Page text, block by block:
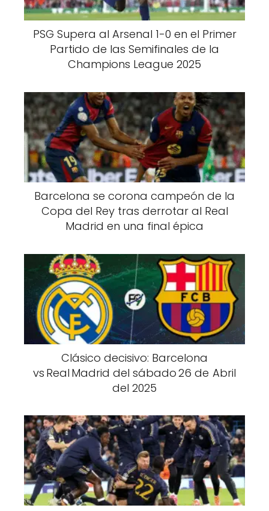
PSG Supera al Arsenal 1-0 en el Primer
Partido de las Semifinales de la
Champions League 2025
Barcelona se corona campeón de la
Copa del Rey tras derrotar al Real
Madrid en una final épica
Clásico decisivo: Barcelona
vs Real Madrid del sábado 26 de Abril
del 2025